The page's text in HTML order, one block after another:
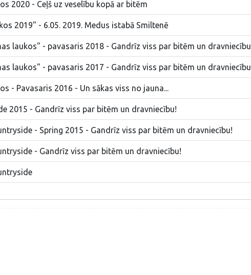
2020 - Ceļš uz veselību kopā ar bitēm
2019" - 6.05. 2019. Medus istabā Smiltenē
laukos" - pavasaris 2018 - Gandrīz viss par bitēm un dravniecību
laukos" - pavasaris 2017 - Gandrīz viss par bitēm un dravniecību.
- Pavasaris 2016 - Un sākas viss no jauna...
2015 - Gandrīz viss par bitēm un dravniecību!
- Spring 2015 - Gandrīz viss par bitēm un dravniecību!
- Gandrīz viss par bitēm un dravniecību!